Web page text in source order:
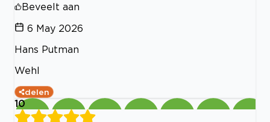
Beveelt aan
6 May 2026
Hans Putman
Wehl
delen
10